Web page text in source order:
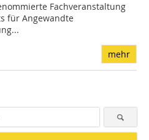
Fachveranstaltung
für Angewandte
mehr